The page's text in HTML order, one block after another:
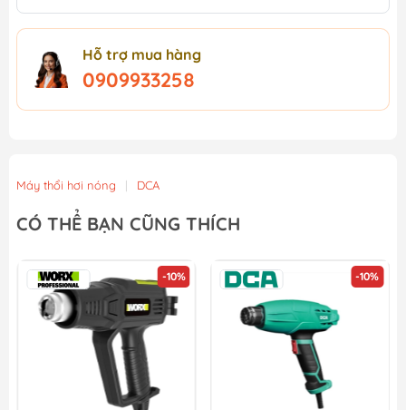
Hỗ trợ mua hàng
0909933258
Máy thổi hơi nóng | DCA
CÓ THỂ BẠN CŨNG THÍCH
-10% -10%